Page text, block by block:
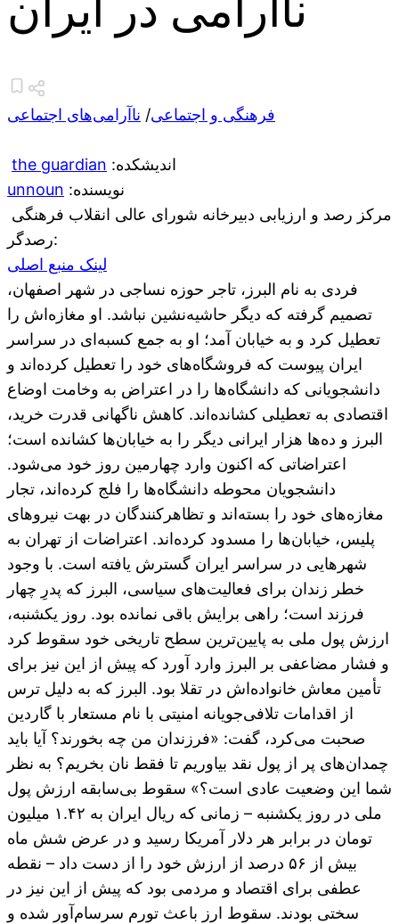
ناآرامی در ایران
فرهنگی و اجتماعی/ ناآرامی‌های اجتماعی
the guardian :اندیشکده
unnoun :نویسنده
مرکز رصد و ارزیابی دبیرخانه شورای عالی انقلاب فرهنگی
:رصدگر
لینک منبع اصلی
فردی به نام البرز، تاجر حوزه نساجی در شهر اصفهان،
تصمیم گرفته که دیگر حاشیه‌نشین نباشد. او مغازه‌اش را
تعطیل کرد و به خیابان آمد؛ او به جمع کسبه‌ای در سراسر
ایران پیوست که فروشگاه‌های خود را تعطیل کرده‌اند و
دانشجویانی که دانشگاه‌ها را در اعتراض به وخامت اوضاع
اقتصادی به تعطیلی کشانده‌اند. کاهش ناگهانی قدرت خرید،
البرز و ده‌ها هزار ایرانی دیگر را به خیابان‌ها کشانده است؛
اعتراضاتی که اکنون وارد چهارمین روز خود می‌شود.
دانشجویان محوطه دانشگاه‌ها را فلج کرده‌اند، تجار
مغازه‌های خود را بسته‌اند و تظاهرکنندگان در بهت نیروهای
پلیس، خیابان‌ها را مسدود کرده‌اند. اعتراضات از تهران به
شهرهایی در سراسر ایران گسترش یافته است. با وجود
خطر زندان برای فعالیت‌های سیاسی، البرز که پدرِ چهار
فرزند است؛ راهی برایش باقی نمانده بود. روز یکشنبه،
ارزش پول ملی به پایین‌ترین سطح تاریخی خود سقوط کرد
و فشار مضاعفی بر البرز وارد آورد که پیش از این نیز برای
تأمین معاش خانواده‌اش در تقلا بود. البرز که به دلیل ترس
از اقدامات تلافی‌جویانه امنیتی با نام مستعار با گاردین
صحبت می‌کرد، گفت: «فرزندان من چه بخورند؟ آیا باید
چمدان‌های پر از پول نقد بیاوریم تا فقط نان بخریم؟ به نظر
شما این وضعیت عادی است؟» سقوط بی‌سابقه ارزش پول
ملی در روز یکشنبه – زمانی که ریال ایران به ۱.۴۲ میلیون
تومان در برابر هر دلار آمریکا رسید و در عرض شش ماه
بیش از ۵۶ درصد از ارزش خود را از دست داد – نقطه
عطفی برای اقتصاد و مردمی بود که پیش از این نیز در
سختی بودند. سقوط ارز باعث تورم سرسام‌آور شده و